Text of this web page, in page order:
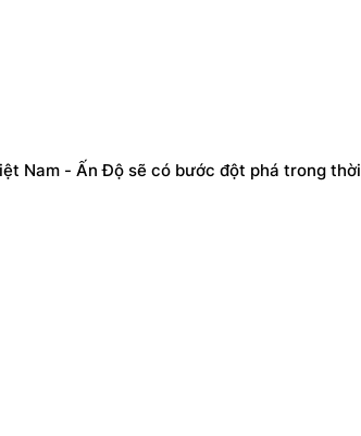
Nam - Ấn Độ sẽ có bước đột phá trong thời